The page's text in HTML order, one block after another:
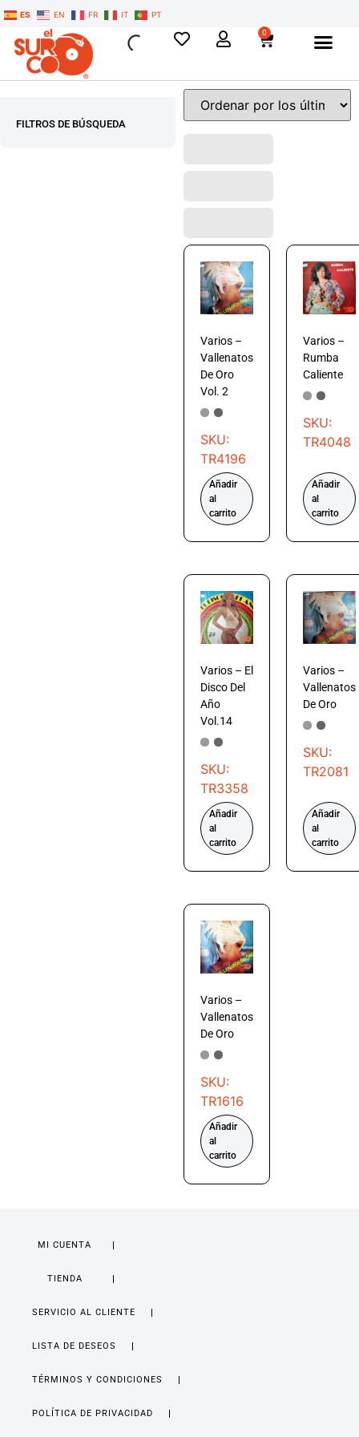
ES EN FR IT PT
0
FILTROS DE BÚSQUEDA
Varios –
Vallenatos
De Oro
Vol. 2
SKU:
TR4196
Añadir
al
carrito
Varios –
Rumba
Caliente
SKU:
TR4048
Añadir
al
carrito
Varios – El
Disco Del
Año
Vol.14
SKU:
TR3358
Añadir
al
carrito
Varios –
Vallenatos
De Oro
SKU:
TR2081
Añadir
al
carrito
Varios –
Vallenatos
De Oro
SKU:
TR1616
Añadir
al
carrito
MI CUENTA
TIENDA
SERVICIO AL CLIENTE
LISTA DE DESEOS
TÉRMINOS Y CONDICIONES
POLÍTICA DE PRIVACIDAD